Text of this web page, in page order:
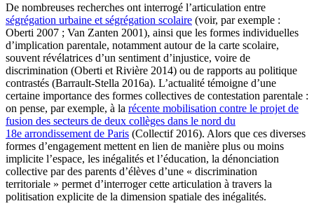
De nombreuses recherches ont interrogé l’articulation entre
ségrégation urbaine et ségrégation scolaire (voir, par exemple :
Oberti 2007 ; Van Zanten 2001), ainsi que les formes individuelles
d’implication parentale, notamment autour de la carte scolaire,
souvent révélatrices d’un sentiment d’injustice, voire de
discrimination (Oberti et Rivière 2014) ou de rapports au politique
contrastés (Barrault-Stella 2016a). L’actualité témoigne d’une
certaine importance des formes collectives de contestation parentale :
on pense, par exemple, à la récente mobilisation contre le projet de
fusion des secteurs de deux collèges dans le nord du
18e arrondissement de Paris (Collectif 2016). Alors que ces diverses
formes d’engagement mettent en lien de manière plus ou moins
implicite l’espace, les inégalités et l’éducation, la dénonciation
collective par des parents d’élèves d’une « discrimination
territoriale » permet d’interroger cette articulation à travers la
politisation explicite de la dimension spatiale des inégalités.